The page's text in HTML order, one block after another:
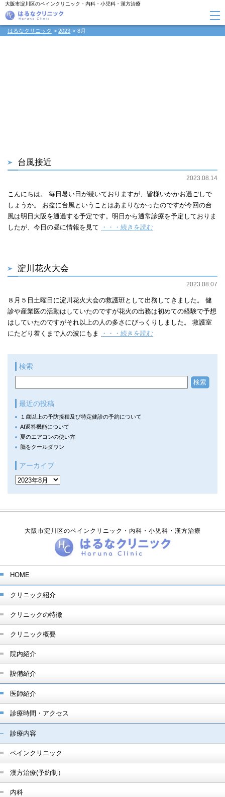
大阪市淀川区のペインクリニック・内科・小児科・漢方治療
はるなクリニック 2023 8月
台風接近
2023.08.14
こんにちは。 毎日暑い日が続いておりますが、皆様いかかお過ごしで
しょうか。 お盆に台風ということはあまりなかったのですが今回の台
風は明日大阪を通過する予定です。明日から通常診療を予定しておりま
したが、今日の昼に情報を見て
・・・続きを読む
淀川花火大会
2023.08.07
８月５日土曜日に淀川花火大会の救護班として出務してきました。 健
診や産業医の活動はしていたのですが花火の出務は初めての経験で予想
はしていたのですがそれ以上の人の多さにびっくりしました。 救護室
にたどり着くまで人の波にもま
・・・続きを読む
検索
最近の投稿
１歳以上の予防接種及び特定健診の予約について
AI返答機能について
夏のエアコンの使い方
脳をクールダウン
アーカイブ
ア
イ
大阪市淀川区のペインクリニック・内科・小児科・漢方治療
HOME
クリニック紹介
クリニックの特徴
クリニック概要
院内紹介
設備紹介
医師紹介
診療時間・アクセス
診療内容
ペインクリニック
漢方治療(予約制）
内科